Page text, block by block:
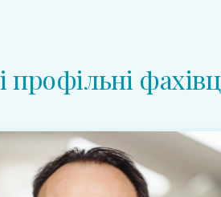
профільні